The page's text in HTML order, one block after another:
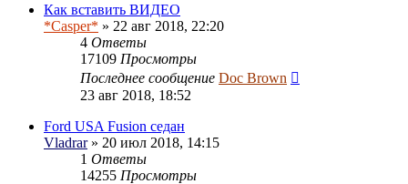
Как вставить ВИДЕО
*Casper* » 22 авг 2018, 22:20
4 Ответы
17109 Просмотры
Последнее сообщение Doc Brown
23 авг 2018, 18:52
Ford USA Fusion седан
Vladrar» 20 июл 2018, 14:15
1 Ответы
14255 Просмотры